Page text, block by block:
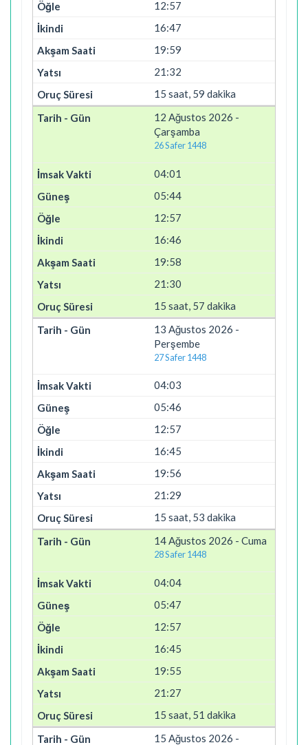
12:57
16:47
19:59
21:32
15 saat, 59 dakika
12 Ağustos 2026 -
Çarşamba
26 Safer 1448
04:01
05:44
12:57
16:46
19:58
21:30
15 saat, 57 dakika
13 Ağustos 2026 -
Perşembe
27 Safer 1448
04:03
05:46
12:57
16:45
19:56
21:29
15 saat, 53 dakika
14 Ağustos 2026 - Cuma
28 Safer 1448
04:04
05:47
12:57
16:45
19:55
21:27
15 saat, 51 dakika
15 Ağustos 2026 -